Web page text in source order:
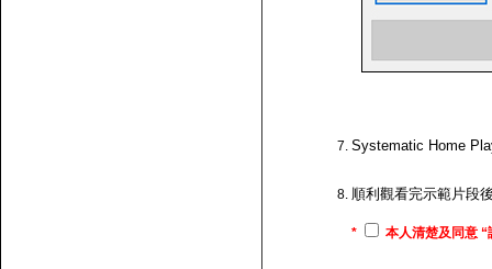
Systematic Home
順利觀看完示範片段
* 本人清楚及同意